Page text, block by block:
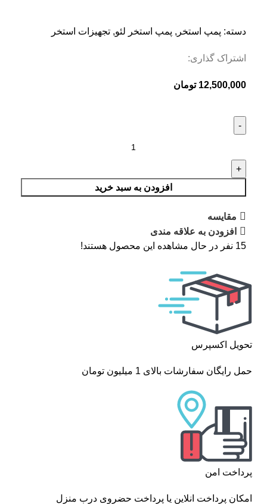
دسته: پمپ استخر , پمپ استخر لئو, تجهیزات استخر
اشتراک گذاری:
12,500,000 تومان
افزودن به سبد خرید
مقایسه
افزودن به علاقه مندی
15 نفر در حال مشاهده این محصول هستند!
تحویل اکسپرس
حمل رایگان سفارشات بالای 1 میلیون تومان
پرداخت امن
امکان پرداخت انلاین یا پرداخت حضروی درب منزل